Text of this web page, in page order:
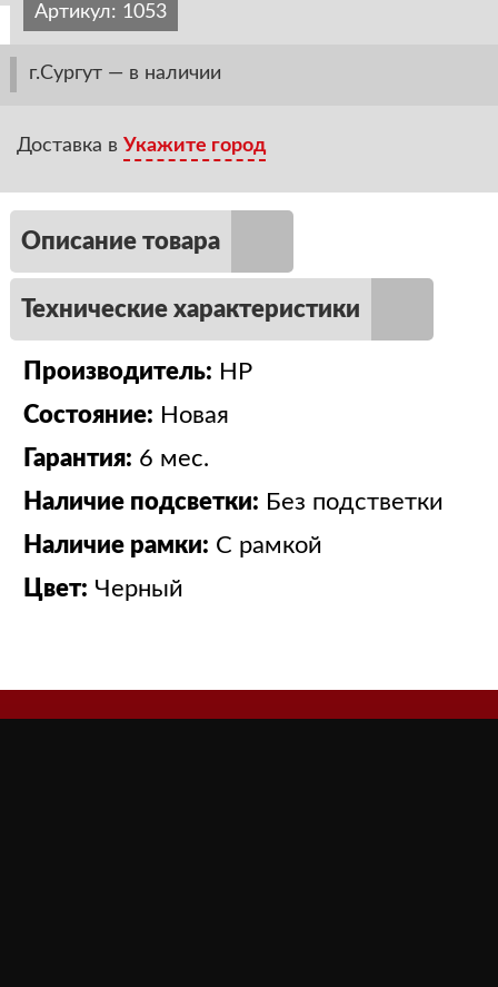
Артикул: 1053
г.Сургут — в наличии
Доставка в Укажите город
Описание товара
Технические характеристики
Производитель: HP
Состояние: Новая
Гарантия: 6 мес.
Наличие подсветки: Без подстветки
Наличие рамки: С рамкой
Цвет: Черный